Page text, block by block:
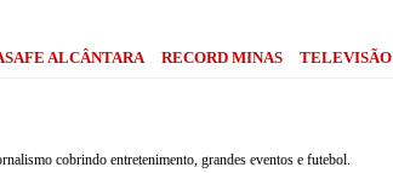
ALCÂNTARA RECORD MINAS TELEVISÃO
cobrindo entretenimento, grandes eventos e futebol.